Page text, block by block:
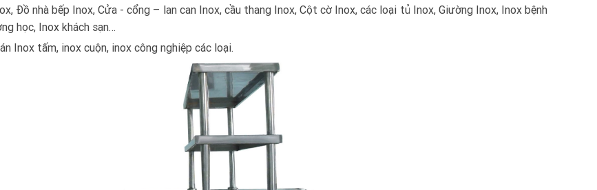
Đồ nhà bếp Inox, Cửa - cổng – lan can Inox, cầu thang Inox, Cột cờ Inox, các loại tủ Inox, Giường Inox, Inox bệnh
học, Inox khách sạn…
Inox tấm, inox cuộn, inox công nghiệp các loại.